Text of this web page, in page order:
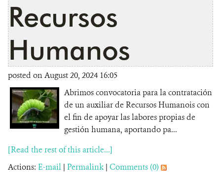
Recursos
Humanos
posted on August 20, 2024 16:05
Abrimos convocatoria para la contratación
de un auxiliar de Recursos Humanois con
el fin de apoyar las labores propias de
gestión humana, aportando pa...
[Read the rest of this article...]
Actions: E-mail | Permalink | Comments (0)